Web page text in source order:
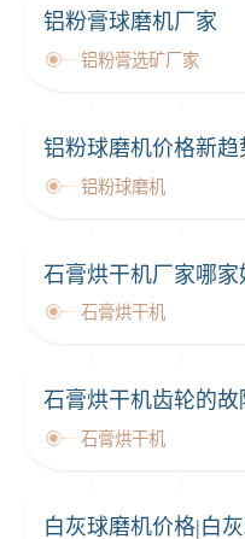
铝粉膏球磨机厂家
铝粉膏选矿厂家
铝粉球磨机价格新趋
铝粉球磨机
石膏烘干机厂家哪家
石膏烘干机
石膏烘干机齿轮的故
石膏烘干机
白灰球磨机价格|白